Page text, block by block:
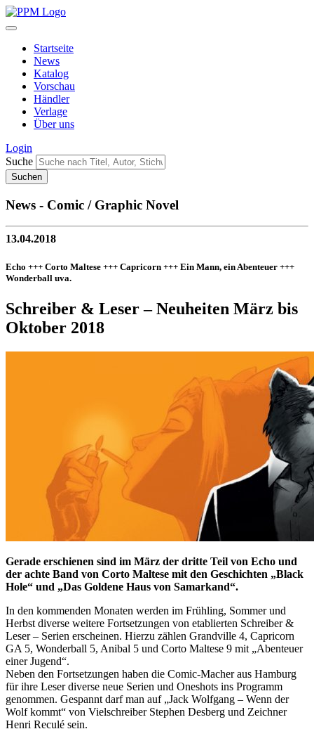
Startseite
News
Katalog
Vorschau
Händler
Verlage
Über uns
Login
Suche
News - Comic / Graphic Novel
13.04.2018
Echo +++ Corto Maltese +++ Capricorn +++ Ein Mann, ein Abenteuer +++
Wonderball uva.
Schreiber & Leser – Neuheiten März bis
Oktober 2018
Gerade erschienen sind im März der dritte Teil von Echo und
der achte Band von Corto Maltese mit den Geschichten „Black
Hole“ und „Das Goldene Haus von Samarkand“.
In den kommenden Monaten werden im Frühling, Sommer und
Herbst diverse weitere Fortsetzungen von etablierten Schreiber &
Leser – Serien erscheinen. Hierzu zählen Grandville 4, Capricorn
GA 5, Wonderball 5, Anibal 5 und Corto Maltese 9 mit „Abenteuer
einer Jugend“.
Neben den Fortsetzungen haben die Comic-Macher aus Hamburg
für ihre Leser diverse neue Serien und Oneshots ins Programm
genommen. Gespannt darf man auf „Jack Wolfgang – Wenn der
Wolf kommt“ von Vielschreiber Stephen Desberg und Zeichner
Henri Reculé sein.